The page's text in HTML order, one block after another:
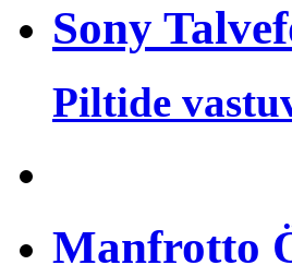
Sony
Piltide
Manfrotto